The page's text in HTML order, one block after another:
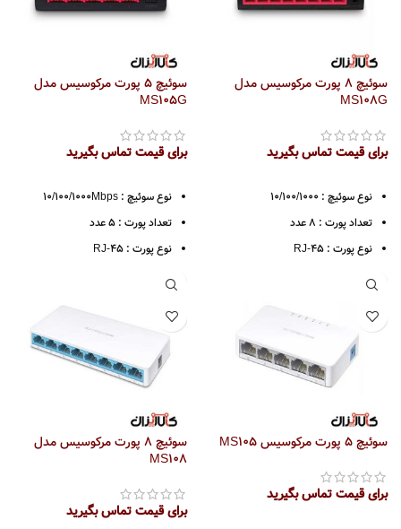
سوئیچ 8 پورت مرکوسیس مدل
MS108G
برای قیمت تماس بگیرید
نوع سوئیچ : 10/100/1000
تعداد پورت : 8 عدد
نوع پورت : RJ-45
حافظه بافر: 64KB
IEEE 802.3x CSMA/CD
روش انتقال: Store and forward
سرعت انتقال:
20/200/2000Mbps at Full Duplex
دانلود کاتالوگ MS108G
دارای نشانگر LED
سوئیچ 5 پورت مرکوسیس مدل
MS105G
برای قیمت تماس بگیرید
نوع سوئیچ : 10/100/1000Mbps
تعداد پورت : 5 عدد
نوع پورت : RJ-45
غیر قابل برنامه ریزی و غیر مدیریتی
روش انتقال: Store and forward
سرعت انتقال:
10/100/1000 Mbps at Half
Duplex
حافظه بافر: 512Kb
مک آدرس : 2K
سوئیچ 5 پورت مرکوسیس MS105
برای قیمت تماس بگیرید
سوئیچ 8 پورت مرکوسیس مدل
MS108
برای قیمت تماس بگیرید